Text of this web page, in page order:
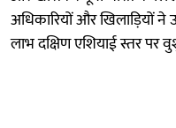
अधिकारियों और खिलाड़ियों
लाभ दक्षिण एशियाई स्तर